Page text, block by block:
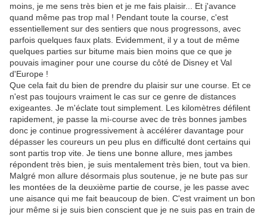
moins, je me sens très bien et je me fais plaisir... Et j'avance
quand même pas trop mal ! Pendant toute la course, c'est
essentiellement sur des sentiers que nous progressons, avec
parfois quelques faux plats. Evidemment, il y a tout de même
quelques parties sur bitume mais bien moins que ce que je
pouvais imaginer pour une course du côté de Disney et Val
d'Europe !
Que cela fait du bien de prendre du plaisir sur une course. Et ce
n'est pas toujours vraiment le cas sur ce genre de distances
exigeantes. Je m'éclate tout simplement. Les kilomètres défilent
rapidement, je passe la mi-course avec de très bonnes jambes
donc je continue progressivement à accélérer davantage pour
dépasser les coureurs un peu plus en difficulté dont certains qui
sont partis trop vite. Je tiens une bonne allure, mes jambes
répondent très bien, je suis mentalement très bien, tout va bien.
Malgré mon allure désormais plus soutenue, je ne bute pas sur
les montées de la deuxième partie de course, je les passe avec
une aisance qui me fait beaucoup de bien. C'est vraiment un bon
jour même si je suis bien conscient que je ne suis pas en train de